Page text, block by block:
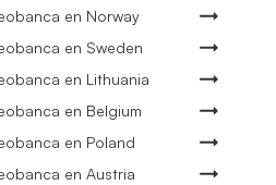
en Norway
en Sweden
en Lithuania
en Belgium
en Poland
en Austria